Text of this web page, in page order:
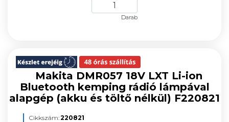
Darab
Makita DMR057 18V LXT Li-ion
Bluetooth kemping rádió lámpával
alapgép (akku és töltő nélkül) F220821
Cikkszám:220821